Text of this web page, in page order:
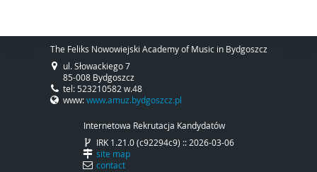
The Feliks Nowowiejski Academy of Music in Bydgoszcz
ul. Słowackiego 7
85-008 Bydgoszcz
tel: 523210582 w.48
www:www.amuz.bydgoszcz.pl
Internetowa Rekrutacja Kandydatów
IRK 1.21.0 (c92294c9) :: 2026-03-06
site map
contact